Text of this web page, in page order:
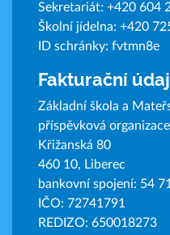
Sekretariát: +420 604
Školní jídelna: +420
ID schránky: fvtmn8e
Fakturační
Základní škola a
příspěvková organizace
Křižanská 80
460 10, Liberec
bankovní spojení: 54
IČO: 72741791
REDIZO: 650018273